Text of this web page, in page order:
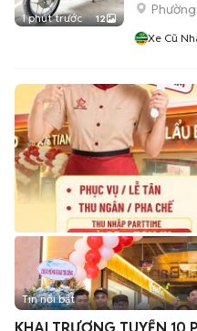
1 phút trước 12
Xe Cũ
Tin nổi bật